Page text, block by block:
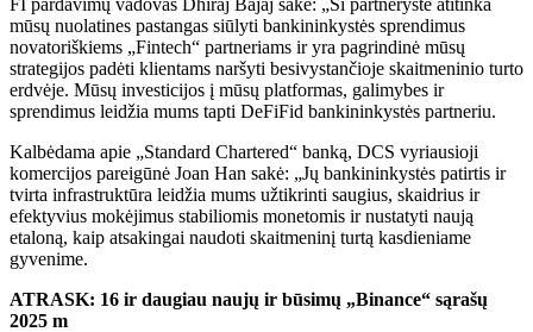
mūsų nuolatines pastangas siūlyti bankininkystės sprendimus
novatoriškiems „Fintech“ partneriams ir yra pagrindinė mūsų
strategijos padėti klientams naršyti besivystančioje skaitmeninio turto
erdvėje. Mūsų investicijos į mūsų platformas, galimybes ir
sprendimus leidžia mums tapti DeFiFid bankininkystės partneriu.
Kalbėdama apie „Standard Chartered“ banką, DCS vyriausioji
komercijos pareigūnė Joan Han sakė: „Jų bankininkystės patirtis ir
tvirta infrastruktūra leidžia mums užtikrinti saugius, skaidrius ir
efektyvius mokėjimus stabiliomis monetomis ir nustatyti naują
etaloną, kaip atsakingai naudoti skaitmeninį turtą kasdieniame
gyvenime.
ATRASK: 16 ir daugiau naujų ir būsimų „Binance“ sąrašų
2025 m